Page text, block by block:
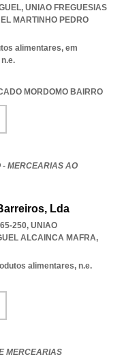
, UNIAO FREGUESIAS
MARTINHO PEDRO
alimentares, em
MORDOMO BAIRRO
- MERCEARIAS AO
Lda
250, UNIAO
ALCAINCA MAFRA,
alimentares, n.e.
MERCEARIAS